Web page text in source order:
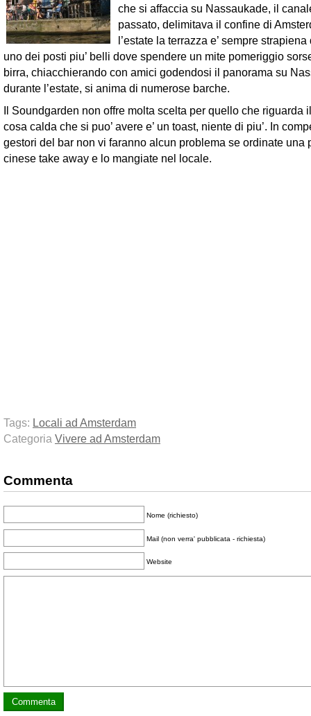
che si affaccia su Nassaukade, il
passato, delimitava il confine di
l’estate la terrazza e’ sempre strapiena
uno dei posti piu’ belli dove spendere un mite pomeriggio
birra, chiacchierando con amici godendosi il panorama su
durante l’estate, si anima di numerose barche.
Il Soundgarden non offre molta scelta per quello che riguarda
cosa calda che si puo’ avere e’ un toast, niente di piu’. In
gestori del bar non vi faranno alcun problema se ordinate una
cinese take away e lo mangiate nel locale.
Tags: Locali ad Amsterdam
Categoria Vivere ad Amsterdam
Commenta
Nome (richiesto)
Mail (non verra' pubblicata - richiesta)
Website